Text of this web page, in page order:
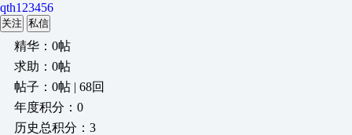
qth123456
关注 私信
精华：0帖
求助：0帖
帖子：0帖 | 68回
年度积分：0
历史总积分：3